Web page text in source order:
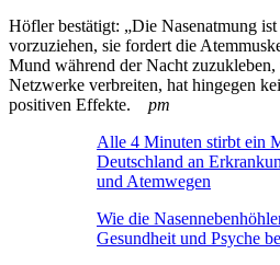
Höfler bestätigt: „Die Nasenatmung
vorzuziehen, sie fordert die
Mund während der Nacht
Netzwerke verbreiten, hat hingegen
positiven Effekte. pm
Alle 4 Minuten stirbt ein
Deutschland an
und Atemwegen
Wie die
Gesundheit und Psyche